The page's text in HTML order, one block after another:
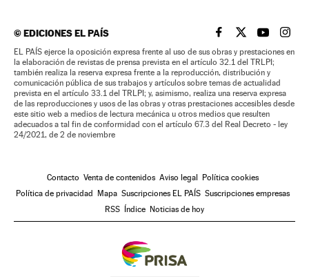
©EDICIONES EL PAÍS EL PAÍS BRASIL EN
EL PAÍSEL PAÍS
EL
EL PAÍS ejerce la oposición expresa frente al uso de sus obras y prestaciones en
la elaboración de revistas de prensa prevista en el artículo 32.1 del TRLPI;
también realiza la reserva expresa frente a la reproducción, distribución y
comunicación pública de sus trabajos y artículos sobre temas de actualidad
prevista en el artículo 33.1 del TRLPI; y, asimismo, realiza una reserva expresa
de las reproducciones y usos de las obras y otras prestaciones accesibles desde
este sitio web a medios de lectura mecánica u otros medios que resulten
adecuados a tal fin de conformidad con el artículo 67.3 del Real Decreto - ley
24/2021, de 2 de noviembre
Contacto Venta de contenidos Aviso legal Política cookies
Política de privacidad Mapa Suscripciones EL PAÍS Suscripciones empresas
RSS Índice Noticias de hoy